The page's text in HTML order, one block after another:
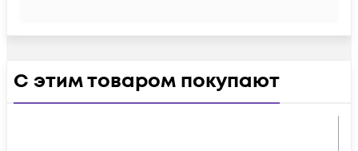
С этим товаром покупают